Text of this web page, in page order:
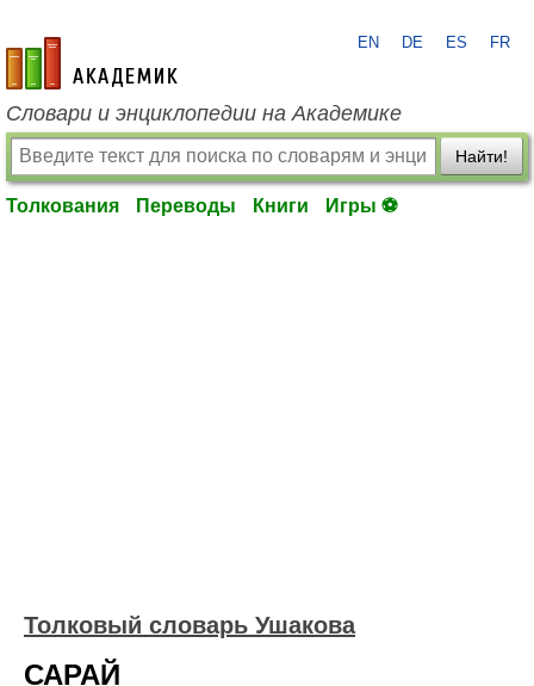
academic.ru
EN DE ES FR
Словари и энциклопедии на Академике
Найти!
Толкования Переводы Книги Игры ⚽
Толковый словарь Ушакова
САРАЙ